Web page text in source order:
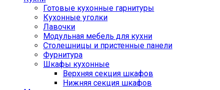
Готовые кухонные гарнитуры
Кухонные уголки
Лавочки
Модульная мебель для кухни
Столешницы и пристенные панели
Фурнитура
Шкафы кухонные
Верхняя секция шкафов
Нижняя секция шкафов